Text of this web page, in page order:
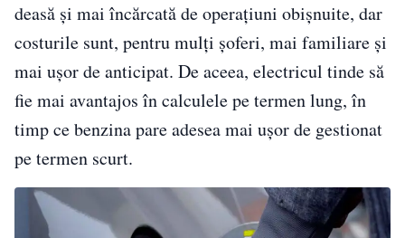
deasă și mai încărcată de operațiuni obișnuite, dar
costurile sunt, pentru mulți șoferi, mai familiare și
mai ușor de anticipat. De aceea, electricul tinde să
fie mai avantajos în calculele pe termen lung, în
timp ce benzina pare adesea mai ușor de gestionat
pe termen scurt.